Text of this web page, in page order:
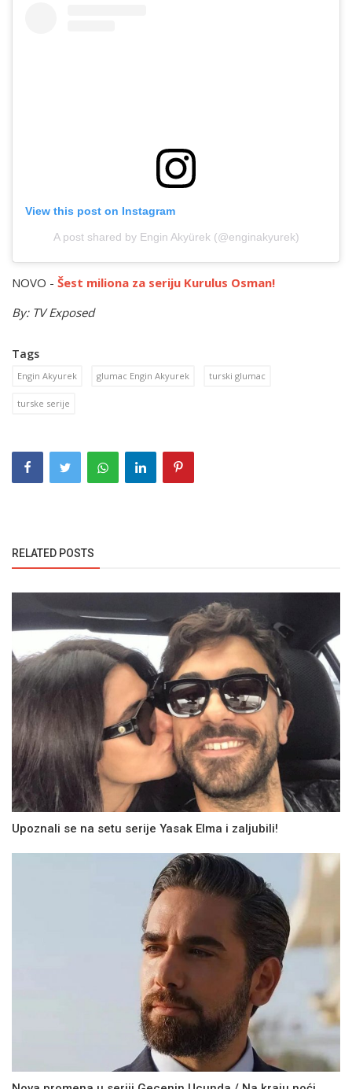
View this post on Instagram
A post shared by Engin Akyürek (@enginakyurek)
NOVO - Šest miliona za seriju Kurulus Osman!
By: TV Exposed
Tags
Engin Akyurek glumac Engin Akyurek turski glumac
turske serije
RELATED POSTS
Upoznali se na setu serije Yasak Elma i zaljubili!